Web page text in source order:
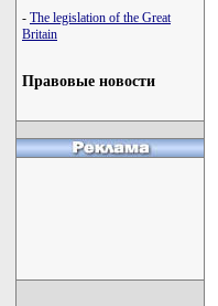
- The legislation of the Great
Britain
Правовые новости